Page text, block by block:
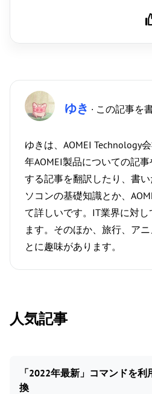
ゆき · この記事を
ゆきは、AOMEI Technology
年AOMEI製品についての記
する記事を翻訳したり、書
ソコンの基礎知識とか、
て詳しいです。IT業界に対
ます。そのほか、旅行、ア
とに趣味があります。
人気記事
「2022年最新」コマンドを利
換